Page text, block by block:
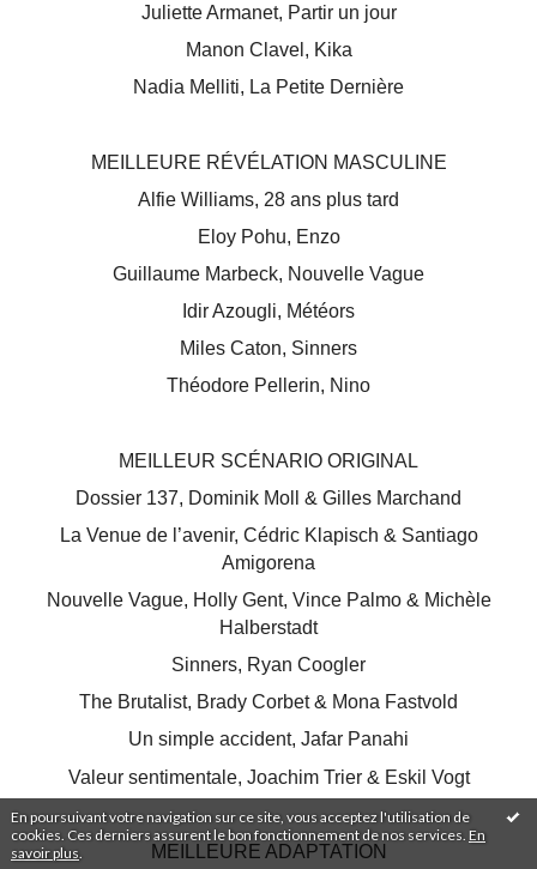
En poursuivant votre navigation sur ce site, vous acceptez l'utilisation de
cookies. Ces derniers assurent le bon fonctionnement de nos services. En
savoir plus
Juliette Armanet, Partir un jour
Manon Clavel, Kika
Nadia Melliti, La Petite Dernière
MEILLEURE RÉVÉLATION MASCULINE
Alfie Williams, 28 ans plus tard
Eloy Pohu, Enzo
Guillaume Marbeck, Nouvelle Vague
Idir Azougli, Météors
Miles Caton, Sinners
Théodore Pellerin, Nino
MEILLEUR SCÉNARIO ORIGINAL
Dossier 137, Dominik Moll & Gilles Marchand
La Venue de l’avenir, Cédric Klapisch & Santiago
Amigorena
Nouvelle Vague, Holly Gent, Vince Palmo & Michèle
Halberstadt
Sinners, Ryan Coogler
The Brutalist, Brady Corbet & Mona Fastvold
Un simple accident, Jafar Panahi
Valeur sentimentale, Joachim Trier & Eskil Vogt
MEILLEURE ADAPTATION